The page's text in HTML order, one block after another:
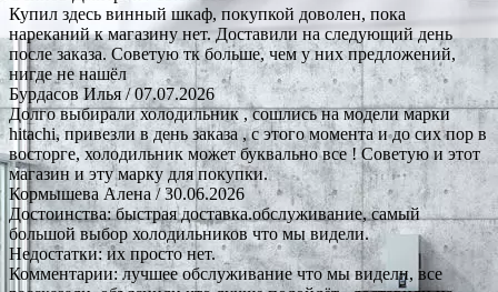
Купил здесь винный шкаф, покупкой доволен, пока
нареканий к магазину нет. Доставили на следующий день
после заказа. Советую тк больше, чем у них предложений,
нигде не нашёл
Бурдасов Илья/ 07.07.2026
Долго выбирали холодильник , сошлись на модели марки
hitachi, привезли в день заказа , с этого момента и до сих пор в
восторге, холодильник может буквально все ! Советую и этот
магазин и эту марку для покупки.
Кормышева Алена / 30.06.2026
Достоинства: быстрая доставка.обслуживание, самый
большой выбор холодильников что мы видели.
Недостатки: их просто нет.
Комментарии: лучшее обслуживание что мы видели, все